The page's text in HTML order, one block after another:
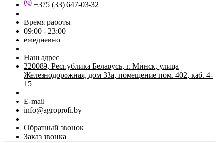
+375 (33) 647-03-32
Время работы
09:00 - 23:00
ежедневно
Наш адрес
220089, Республика Беларусь, г. Минск, улица
Железнодорожная, дом 33а, помещение пом. 402, каб. 4-
15
E-mail
info@agroprofi.by
Обратный звонок
Заказ звонка